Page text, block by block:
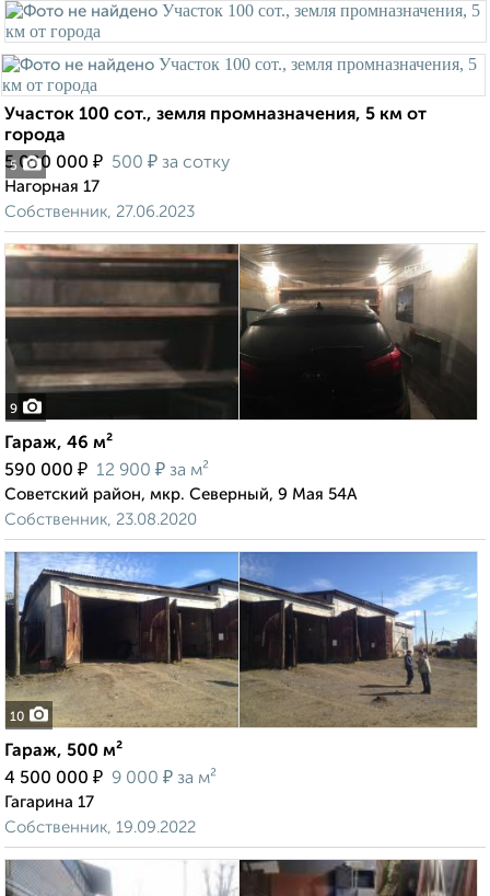
5
Участок 100 сот., земля промназначения, 5 км от
города
5 000 000 ₽ 500 ₽ за сотку
Нагорная 17
Собственник, 27.06.2023
9
Гараж, 46 м²
590 000 ₽ 12 900 ₽ за м²
Советский район, мкр. Северный, 9 Мая 54А
Собственник, 23.08.2020
10
Гараж, 500 м²
4 500 000 ₽ 9 000 ₽ за м²
Гагарина 17
Собственник, 19.09.2022